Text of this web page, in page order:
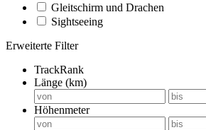
Gleitschirm und Drachen
Sightseeing
Erweiterte Filter
TrackRank
Länge (km)
Höhenmeter